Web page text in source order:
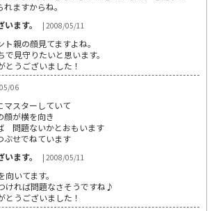
ますからね。
ます。
| 2008/05/11
親の顔見てますよね。
で見守りたいと思います。
とうございました！
06
マスターしていて
顔が横を向き
問題ないかとおもいます
ぶせでねています
ます。
| 2008/05/11
いてます。
ければ問題なさそうですね♪
とうございました！